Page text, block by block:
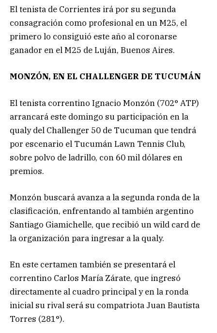
El tenista de Corrientes irá por su segunda
consagración como profesional en un M25, el
primero lo consiguió este año al coronarse
ganador en el M25 de Luján, Buenos Aires.
MONZÓN, EN EL CHALLENGER DE TUCUMÁN
El tenista correntino Ignacio Monzón (702° ATP)
arrancará este domingo su participación en la
qualy del Challenger 50 de Tucuman que tendrá
por escenario el Tucumán Lawn Tennis Club,
sobre polvo de ladrillo, con 60 mil dólares en
premios.
Monzón buscará avanza a la segunda ronda de la
clasificación, enfrentando al también argentino
Santiago Giamichelle, que recibió un wild card de
la organización para ingresar a la qualy.
En este certamen también se presentará el
correntino Carlos María Zárate, que ingresó
directamente al cuadro principal y en la ronda
inicial su rival será su compatriota Juan Bautista
Torres (281°).